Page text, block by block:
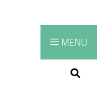
Hoofdmenu
MENU